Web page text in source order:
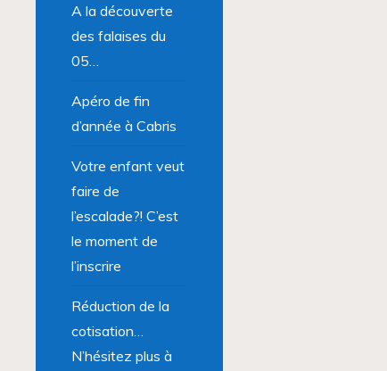
A la découverte
des falaises du
05…
Apéro de fin
d’année à Cabris
Votre enfant veut
faire de
l’escalade?! C’est
le moment de
l’inscrire
Réduction de la
cotisation…
N’hésitez plus à